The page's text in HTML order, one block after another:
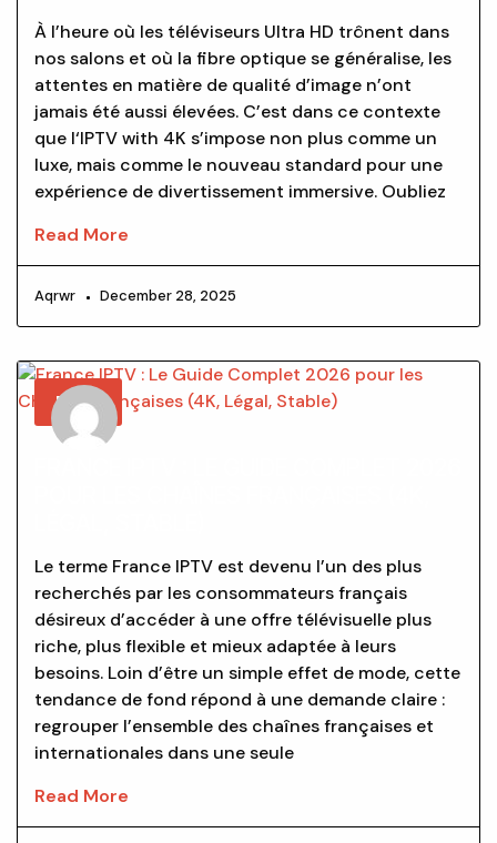
À l’heure où les téléviseurs Ultra HD trônent dans
nos salons et où la fibre optique se généralise, les
attentes en matière de qualité d’image n’ont
jamais été aussi élevées. C’est dans ce contexte
que l‘IPTV with 4K s’impose non plus comme un
luxe, mais comme le nouveau standard pour une
expérience de divertissement immersive. Oubliez
Read More
Aqrwr December 28, 2025
BLOG
Le terme France IPTV est devenu l’un des plus
recherchés par les consommateurs français
désireux d’accéder à une offre télévisuelle plus
riche, plus flexible et mieux adaptée à leurs
besoins. Loin d’être un simple effet de mode, cette
tendance de fond répond à une demande claire :
regrouper l’ensemble des chaînes françaises et
internationales dans une seule
Read More